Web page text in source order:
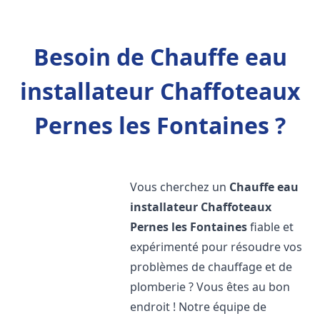
Besoin de Chauffe eau
installateur Chaffoteaux
Pernes les Fontaines ?
Vous cherchez un Chauffe eau
installateur Chaffoteaux
Pernes les Fontainesfiable et
expérimenté pour résoudre vos
problèmes de chauffage et de
plomberie ? Vous êtes au bon
endroit ! Notre équipe de